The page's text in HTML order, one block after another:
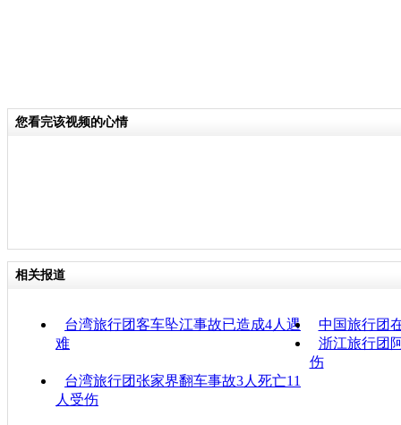
分类名称：CNSTV
您看完该视频的心情
相关报道
台湾旅行团客车坠江事故已造成4人遇
难
中国旅行团
浙江旅行团
伤
台湾旅行团张家界翻车事故3人死亡11
人受伤